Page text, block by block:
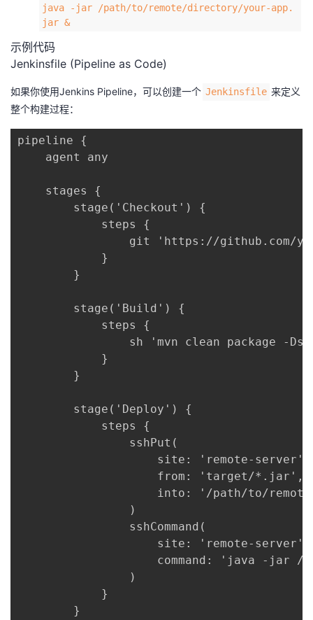
​java -jar /path/to/remote/directory/your-app.
jar &​
示例代码
Jenkinsfile (Pipeline as Code)
如果你使用Jenkins Pipeline，可以创建一个​ ​Jenkinsfile​ ​来定义
整个构建过程：
pipeline {
    agent any
    stages {
        stage('Checkout') {
            steps {
git 'https://github.com/
            }
        }
        stage('Build') {
            steps {
sh 'mvn clean package -
            }
        }
        stage('Deploy') {
            steps {
                sshPut(
                    site: 'remote-server',
                    from: 'target/*.jar',
into: '/path/to/
                )
                sshCommand(
                    site: 'remote-server',
command: 'java -jar /
                )
            }
        }